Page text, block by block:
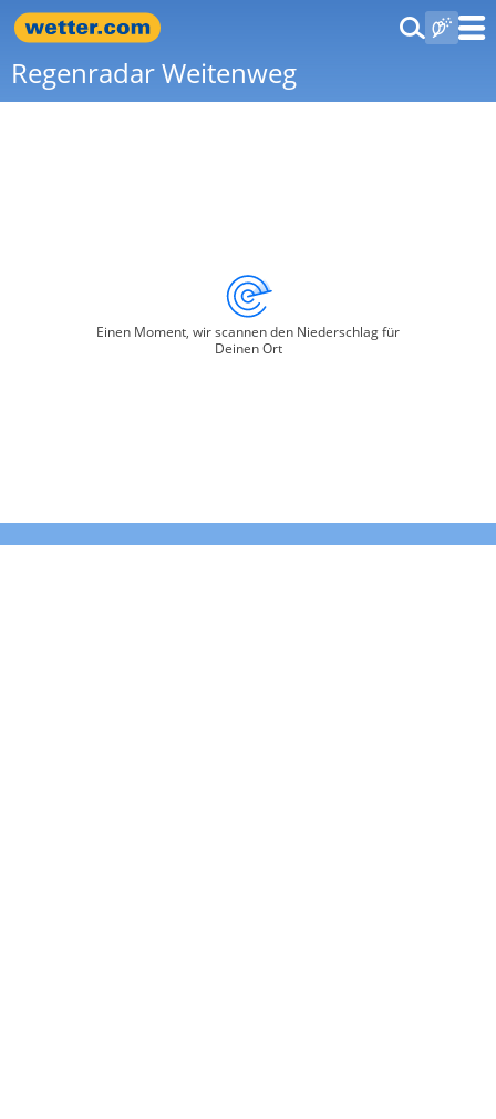
Regenradar Weitenweg
Einen Moment, wir scannen den Niederschlag für
Deinen Ort